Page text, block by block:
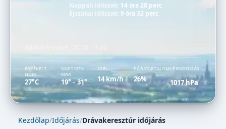
Nappali időszak: 14 óra 28 perc
Éjszakai időszak: 9 óra 32 perc
ÉRZÉKELT
HŐM.
27°C
NAPI MIN –
MAX
19° –31°
SZÉL
14 km/hÉ
PÁRATARTALOM
26%
LÉGNYOMÁS
1017 hPa
Kezdőlap/Időjárás/Drávakeresztúr időjárás